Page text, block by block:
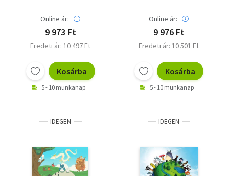
Online ár:
9 973 Ft
Eredeti ár: 10 497 Ft
Kosárba
5 - 10 munkanap
Online ár:
9 976 Ft
Eredeti ár: 10 501 Ft
Kosárba
5 - 10 munkanap
IDEGEN IDEGEN